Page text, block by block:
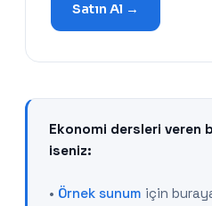
Satın Al →
Ekonomi dersleri veren
iseniz:
• Örnek sunum için